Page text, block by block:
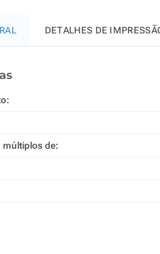
DETALHES DE
múltiplos de: